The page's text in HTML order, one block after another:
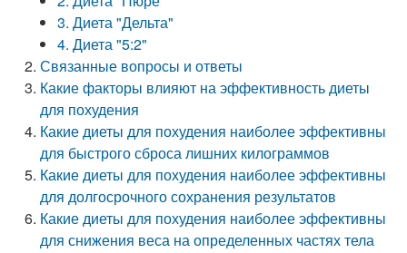
3. Диета "Дельта"
4. Диета "5:2"
Связанные вопросы и ответы
Какие факторы влияют на эффективность диеты
для похудения
Какие диеты для похудения наиболее эффективны
для быстрого сброса лишних килограммов
Какие диеты для похудения наиболее эффективны
для долгосрочного сохранения результатов
Какие диеты для похудения наиболее эффективны
для снижения веса на определенных частях тела